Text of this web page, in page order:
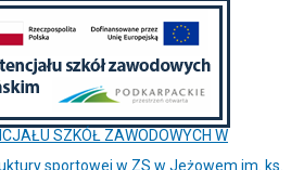
SZKÓŁ ZAWODOWYCH W
sportowej w ZS w Jeżowem im. ks.